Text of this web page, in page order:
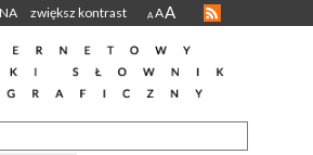
zwiększ kontrast A AA